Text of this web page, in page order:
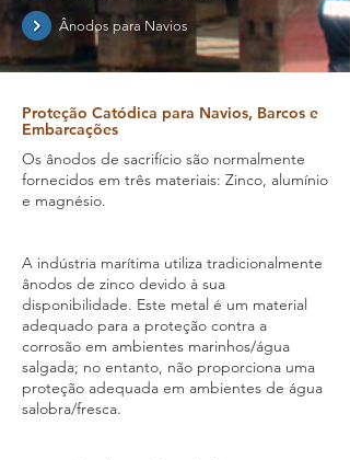
Ânodos para Navios
Proteção Catódica para Navios, Barcos e
Embarcações
Os ânodos de sacrifício são normalmente
fornecidos em três materiais: Zinco, alumínio
e magnésio.
A indústria marítima utiliza tradicionalmente
ânodos de zinco devido à sua
disponibilidade. Este metal é um material
adequado para a proteção contra a
corrosão em ambientes marinhos/água
salgada; no entanto, não proporciona uma
proteção adequada em ambientes de água
salobra/fresca.